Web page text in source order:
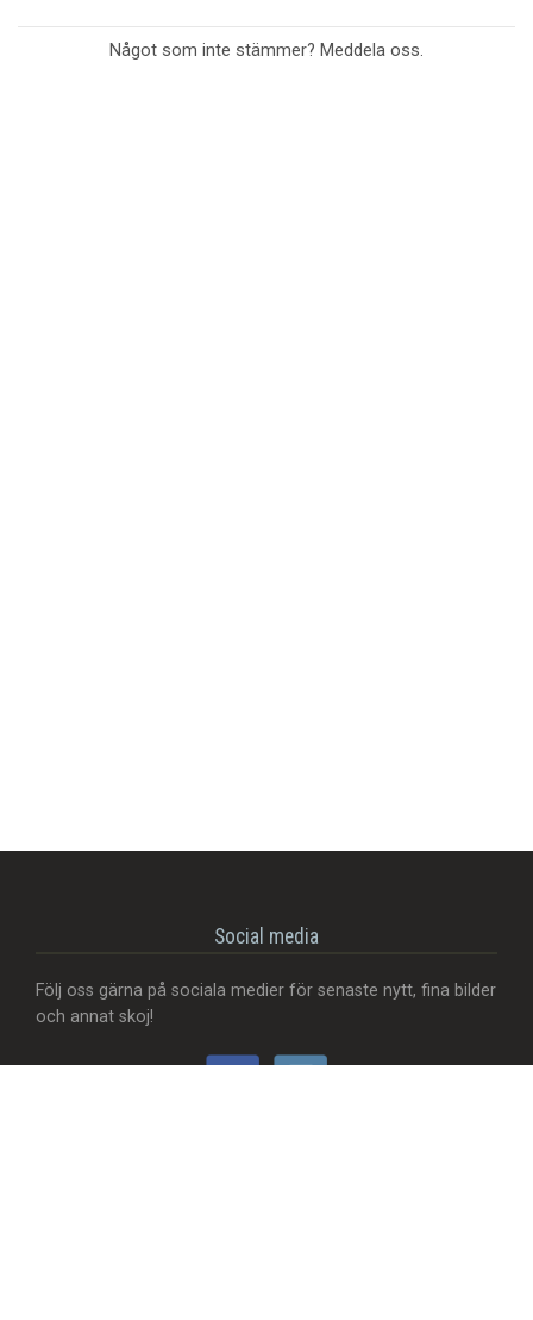
Något som inte stämmer? Meddela oss.
Social media
Följ oss gärna på sociala medier för senaste nytt, fina bilder
och annat skoj!